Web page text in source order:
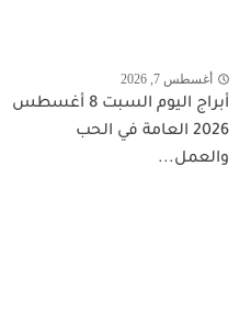
أغسطس 7, 2026
أبراج اليوم السبت 8 أغسطس
2026 العامة في الحب
والعمل...